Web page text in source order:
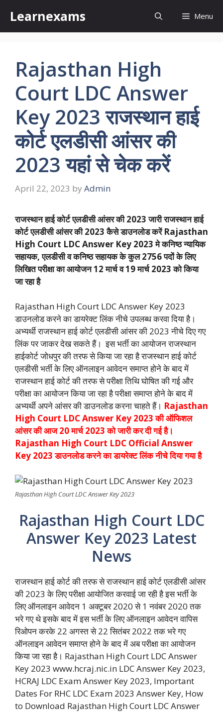
content
Learnexams Menu
Rajasthan High
Court LDC Answer
Key 2023 राजस्थान हाई
कोर्ट एलडीसी आंसर की
2023 यहां से चेक करें
April 22, 2023 by Admin
राजस्थान हाई कोर्ट एलडीसी आंसर की 2023 जारी राजस्थान हाई
कोर्ट एलडीसी आंसर की 2023 कैसे डाउनलोड करें Rajasthan
High Court LDC Answer Key 2023 मे कनिष्ठ न्यायिक
सहायक, एलडीसी व कनिष्ठ सहायक के कुल 2756 पदों के लिए
लिखित परीक्षा का आयोजन 12 मार्च व 19 मार्च 2023 को किया
जा रहा है
Rajasthan High Court LDC Answer Key 2023
डाउनलोड करने का डायरेक्ट लिंक नीचे उपलब्ध करवा दिया है।
अभ्यर्थी राजस्थान हाई कोर्ट एलडीसी आंसर की 2023 नीचे दिए गए
लिंक पर जाकर देख सकते हैं। इस भर्ती का आयोजन राजस्थान
हाईकोर्ट जोधपुर की तरफ से किया जा रहा है राजस्थान हाई कोर्ट
एलडीसी भर्ती के लिए ऑनलाइन आवेदन समाप्त होने के बाद में
राजस्थान हाई कोर्ट की तरफ से परीक्षा तिथि घोषित की गई और
परीक्षा का आयोजन किया जा रहा है परीक्षा समाप्त होने के बाद में
अभ्यर्थी अपने आंसर की डाउनलोड करना चाहते हैं। Rajasthan
High Court LDC Answer Key 2023 की ऑफिशल
आंसर की आज 20 मार्च 2023 को जारी कर दी गई है।
Rajasthan High Court LDC Official Answer
Key 2023 डाउनलोड करने का डायरेक्ट लिंक नीचे दिया गया है
Rajasthan High Court LDC Answer Key 2023
Rajasthan High Court LDC
Answer Key 2023 Latest
News
राजस्थान हाई कोर्ट की तरफ से राजस्थान हाई कोर्ट एलडीसी आंसर
की 2023 के लिए परीक्षा आयोजित करवाई जा रही है इस भर्ती के
लिए ऑनलाइन आवेदन 1 अक्टूबर 2020 से 1 नवंबर 2020 तक
भरे गए थे इसके बाद में इस भर्ती के लिए ऑनलाइन आवेदन वापिस
रिओपन करके 22 अगस्त से 22 सितंबर 2022 तक भरे गए
ऑनलाइन आवेदन समाप्त होने के बाद में अब परीक्षा का आयोजन
किया जा रहा है। Rajasthan High Court LDC Answer
Key 2023 www.hcraj.nic.in LDC Answer Key 2023,
HCRAJ LDC Exam Answer Key 2023, Important
Dates For RHC LDC Exam 2023 Answer Key, How
to Download Rajasthan High Court LDC Answer